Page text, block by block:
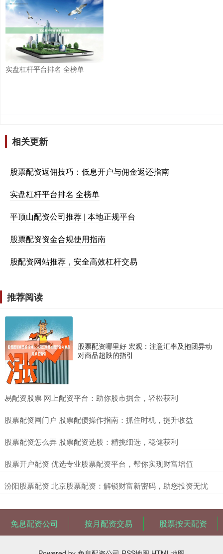
实盘杠杆平台排名 全榜单
相关更新
股票配资返佣技巧：低息开户与佣金返还指南
实盘杠杆平台排名 全榜单
平顶山配资公司推荐 | 本地正规平台
股票配资资金合规使用指南
股配资网站推荐，安全高效杠杆交易
推荐阅读
股票配资哪里好 宏观：注意汇率及抱团异动
对商品超跌的指引
​易配资股票 网上配资平台：助你股市掘金，轻松获利
​股票配资网门户 股票配债操作指南：抓住时机，提升收益
​股票配资怎么弄 股票配资选股：精挑细选，稳健获利
​股票开户配资 优选专业股票配资平台，帮你实现财富增值
​汾阳股票配资 北京股票配资：解锁财富新密码，助您投资无忧
免息配资公司 按月配资交易 股票按天配资